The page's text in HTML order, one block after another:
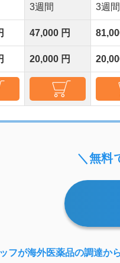
3週間 3週間
47,000 円
20,000 円
＼無料
フが海外医薬品の調達か